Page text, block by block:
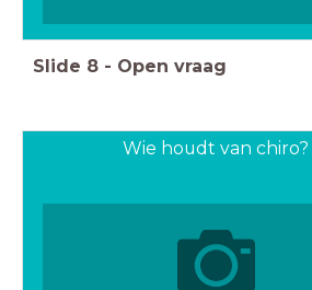
Slide 8 - Open vraag
Wie houdt van chiro?